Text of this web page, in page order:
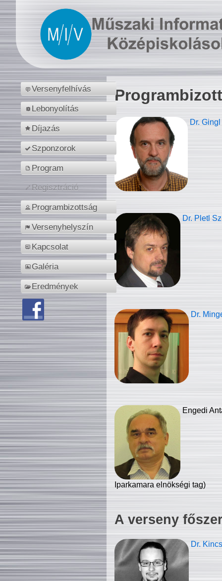
Versenyfelhívás
Lebonyolítás
Díjazás
Szponzorok
Program
Regisztráció
Programbizottság
Versenyhelyszín
Kapcsolat
Galéria
Eredmények
Dr.
Dr. Pletl
Dr.
Engedi
Iparkamara elnökségi tag)
A verseny
Dr.